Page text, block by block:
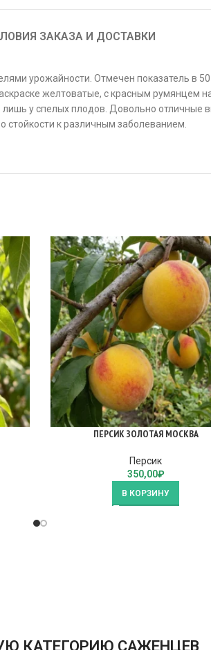
ЗАКАЗА И ДОСТАВКИ
урожайности. Отмечен показатель в
желтоватые, с красным румянцем
у спелых плодов. Довольно отличные
стойкости к различным заболеванием.
ПЕРСИК ЗОЛОТАЯ МОСКВА
Персик
350,00₽
В КОРЗИНУ
КАТЕГОРИЮ САЖЕНЦЕВ